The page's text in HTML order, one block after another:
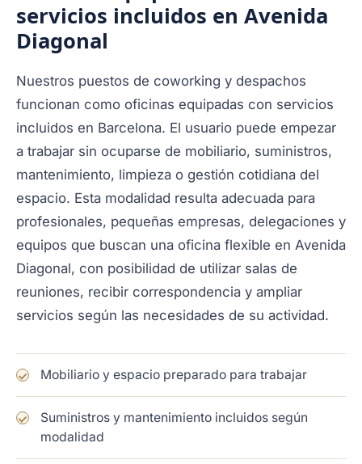
servicios incluidos en Avenida
Diagonal
Nuestros puestos de coworking y despachos
funcionan como oficinas equipadas con servicios
incluidos en Barcelona. El usuario puede empezar
a trabajar sin ocuparse de mobiliario, suministros,
mantenimiento, limpieza o gestión cotidiana del
espacio. Esta modalidad resulta adecuada para
profesionales, pequeñas empresas, delegaciones y
equipos que buscan una oficina flexible en Avenida
Diagonal, con posibilidad de utilizar salas de
reuniones, recibir correspondencia y ampliar
servicios según las necesidades de su actividad.
Mobiliario y espacio preparado para trabajar
Suministros y mantenimiento incluidos según
modalidad